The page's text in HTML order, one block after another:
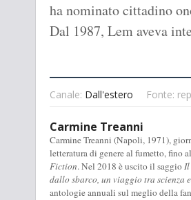
ha nominato cittadino
Dal 1987, Lem aveva
Canale: Dall'estero Fonte:
Carmine Treanni
Carmine Treanni (Napoli, 1971),
letteratura di genere al fumetto, fino
Fiction. Nel 2018 è uscito il saggioIl
dallo sbarco, un viaggio tra scienza
antologie annuali sul meglio della